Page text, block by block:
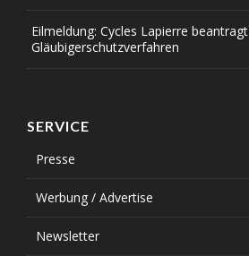
Eilmeldung: Cycles Lapierre beantragt
Gläubigerschutzverfahren
SERVICE
Presse
Werbung / Advertise
Newsletter